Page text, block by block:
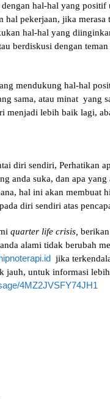
hal-hal yang positif
hal pekerjaan, jika
hal-hal yang
berdiskusi dengan
mendukung hal-hal
sama, atau minat yang
menjadi lebih baik lagi,
diri sendiri, Perhatikan
anda suka, dan apa
hal ini akan membuat
diri sendiri atas
quarter life crisis,
alami tidak berubah
jika
jauh, untuk informasi
4MZ2JVSFY74JH1